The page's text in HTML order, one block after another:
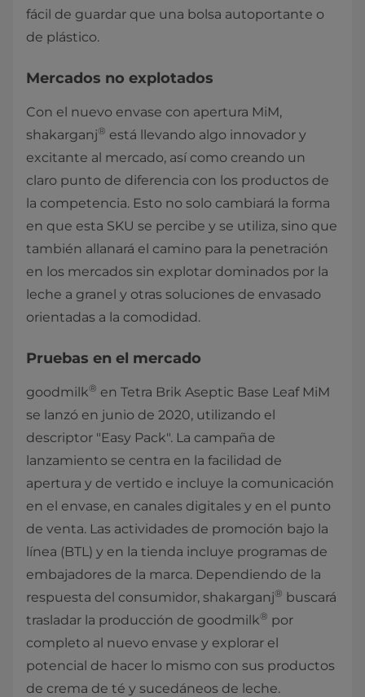
fácil de guardar que una bolsa autoportante o
de plástico.
Mercados no explotados
Con el nuevo envase con apertura MiM,
shakarganj® está llevando algo innovador y
excitante al mercado, así como creando un
claro punto de diferencia con los productos de
la competencia. Esto no solo cambiará la forma
en que esta SKU se percibe y se utiliza, sino que
también allanará el camino para la penetración
en los mercados sin explotar dominados por la
leche a granel y otras soluciones de envasado
orientadas a la comodidad.
Pruebas en el mercado
goodmilk® en Tetra Brik Aseptic Base Leaf MiM
se lanzó en junio de 2020, utilizando el
descriptor "Easy Pack". La campaña de
lanzamiento se centra en la facilidad de
apertura y de vertido e incluye la comunicación
en el envase, en canales digitales y en el punto
de venta. Las actividades de promoción bajo la
línea (BTL) y en la tienda incluye programas de
embajadores de la marca. Dependiendo de la
respuesta del consumidor, shakarganj® buscará
trasladar la producción de goodmilk® por
completo al nuevo envase y explorar el
potencial de hacer lo mismo con sus productos
de crema de té y sucedáneos de leche.